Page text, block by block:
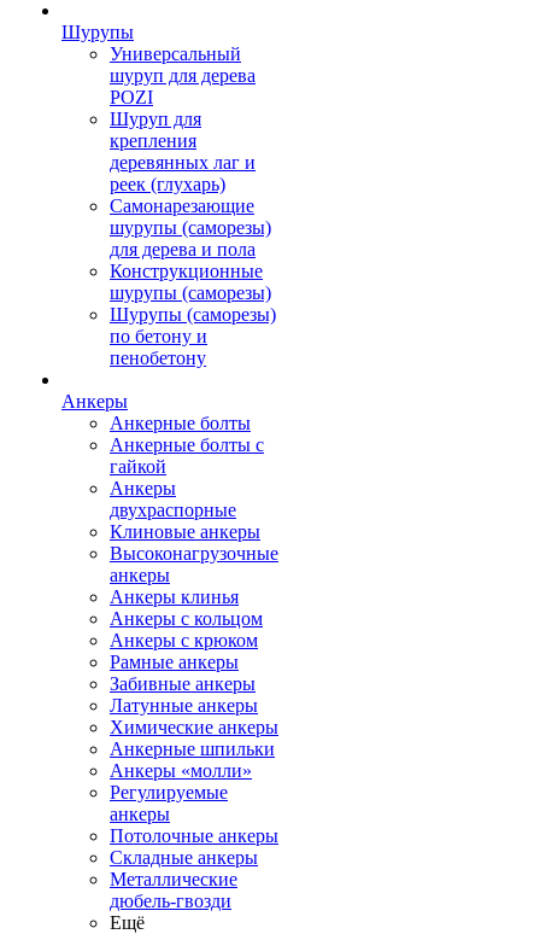
Шурупы
Универсальный
шуруп для дерева
POZI
Шуруп для
крепления
деревянных лаг и
реек (глухарь)
Самонарезающие
шурупы (саморезы)
для дерева и пола
Конструкционные
шурупы (саморезы)
Шурупы (саморезы)
по бетону и
пенобетону
Анкеры
Анкерные болты
Анкерные болты с
гайкой
Анкеры
двухраспорные
Клиновые анкеры
Высоконагрузочные
анкеры
Анкеры клинья
Анкеры с кольцом
Анкеры с крюком
Рамные анкеры
Забивные анкеры
Латунные анкеры
Химические анкеры
Анкерные шпильки
Анкеры «молли»
Регулируемые
анкеры
Потолочные анкеры
Складные анкеры
Металлические
дюбель-гвозди
Ещё